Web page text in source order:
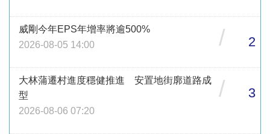
威剛今年EPS年增率將逾500%
2026-08-05 14:00
/ 2
大林蒲遷村進度穩健推進 安置地街廓道路成
型
2026-08-06 07:20
/ 3